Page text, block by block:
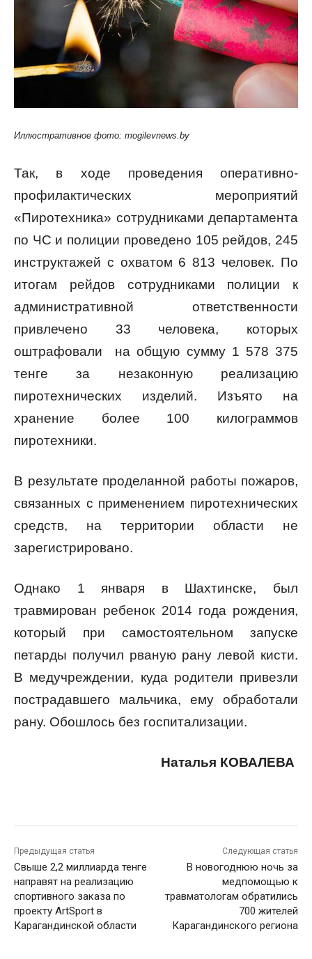
Иллюстративное фото: mogilevnews.bу
Так, в ходе проведения оперативно-
профилактических мероприятий
«Пиротехника» сотрудниками департамента
по ЧС и полиции проведено 105 рейдов, 245
инструктажей с охватом 6 813 человек. По
итогам рейдов сотрудниками полиции к
административной ответственности
привлечено 33 человека, которых
оштрафовали на общую сумму 1 578 375
тенге за незаконную реализацию
пиротехнических изделий. Изъято на
хранение более 100 килограммов
пиротехники.
В результате проделанной работы пожаров,
связанных с применением пиротехнических
средств, на территории области не
зарегистрировано.
Однако 1 января в Шахтинске, был
травмирован ребенок 2014 года рождения,
который при самостоятельном запуске
петарды получил рваную рану левой кисти.
В медучреждении, куда родители привезли
пострадавшего мальчика, ему обработали
рану. Обошлось без госпитализации.
Наталья КОВАЛЕВА
Предыдущая статья
Свыше 2,2 миллиарда тенге
направят на реализацию
спортивного заказа по
проекту ArtSport в
Карагандинской области
Следующая статья
В новогоднюю ночь за
медпомощью к
травматологам обратились
700 жителей
Карагандинского региона